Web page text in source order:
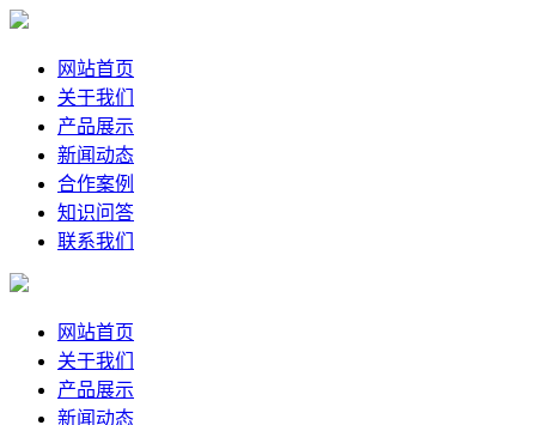
网站首页
关于我们
产品展示
新闻动态
合作案例
知识问答
联系我们
网站首页
关于我们
产品展示
新闻动态